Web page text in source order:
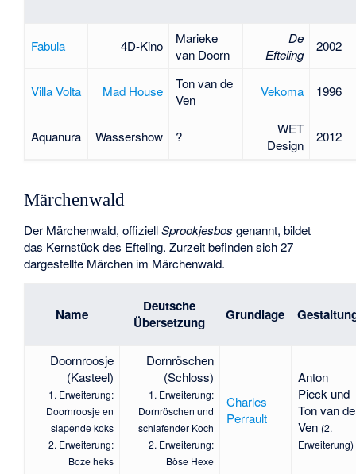
Fabula 4D-Kino
Marieke
van Doorn
De
Efteling
2002
Villa Volta Mad House
Ton van de
Ven
Vekoma 1996
Aquanura Wassershow ?
WET
Design
2012
Märchenwald
Der Märchenwald, offiziellSprookjesbos genannt, bildet
das Kernstück des Efteling. Zurzeit befinden sich 27
dargestellte Märchen im Märchenwald.
Name
Deutsche
Übersetzung
Grundlage
Doornroosje
(Kasteel)
1. Erweiterung:
Doornroosje en
slapende koks
2. Erweiterung:
Boze heks
Dornröschen
(Schloss)
1. Erweiterung:
Dornröschen und
schlafender Koch
2. Erweiterung:
Böse Hexe
Charles
Perrault
Anton
Pieck und
Ton van de
Ven (2.
Erweiterung)